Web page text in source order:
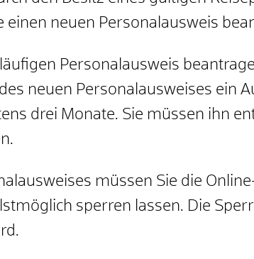
einen neuen Personalausweis
Personalausweis
neuen Personalausweises ein
drei Monate. Sie müssen ihn
müssen Sie die
sperren lassen. Die